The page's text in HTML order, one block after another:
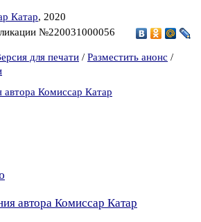
Катар, 2020
№220031000056
для печати / Разместить анонс /
автора Комиссар Катар
автора Комиссар Катар